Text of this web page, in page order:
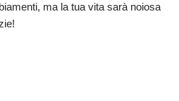
ma la tua vita sarà noiosa